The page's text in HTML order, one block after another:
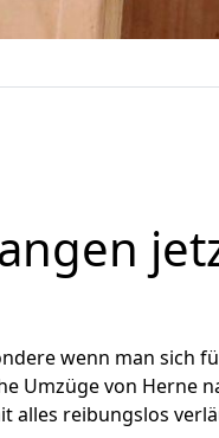
wenn man sich
Umzüge von Herne
alles reibungslos